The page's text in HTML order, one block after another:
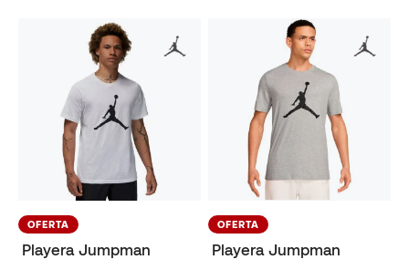
OFERTA
Playera Jumpman
OFERTA
Playera Jumpman